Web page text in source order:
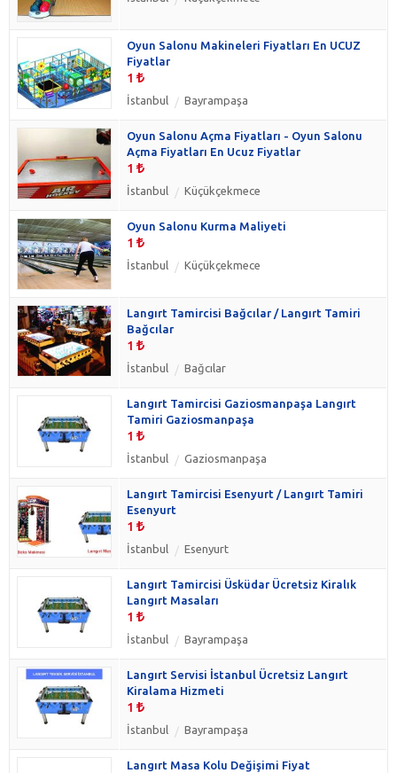
Oyun Salonu Makineleri Fiyatları En UCUZ
Fiyatlar
1
İstanbul Bayrampaşa
Oyun Salonu Açma Fiyatları - Oyun Salonu
Açma Fiyatları En Ucuz Fiyatlar
1
İstanbul Küçükçekmece
Oyun Salonu Kurma Maliyeti
1
İstanbul Küçükçekmece
Langırt Tamircisi Bağcılar / Langırt Tamiri
Bağcılar
1
İstanbul Bağcılar
Langırt Tamircisi Gaziosmanpaşa Langırt
Tamiri Gaziosmanpaşa
1
İstanbul Gaziosmanpaşa
Langırt Tamircisi Esenyurt / Langırt Tamiri
Esenyurt
1
İstanbul Esenyurt
Langırt Tamircisi Üsküdar Ücretsiz Kiralık
Langırt Masaları
1
İstanbul Bayrampaşa
Langırt Servisi İstanbul Ücretsiz Langırt
Kiralama Hizmeti
1
İstanbul Bayrampaşa
Langırt Masa Kolu Değişimi Fiyat